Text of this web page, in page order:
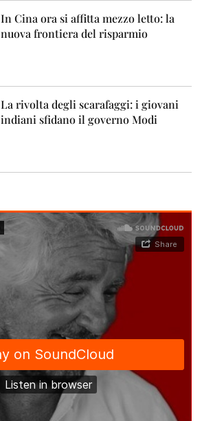
In Cina ora si affitta mezzo letto: la
nuova frontiera del risparmio
La rivolta degli scarafaggi: i giovani
indiani sfidano il governo Modi